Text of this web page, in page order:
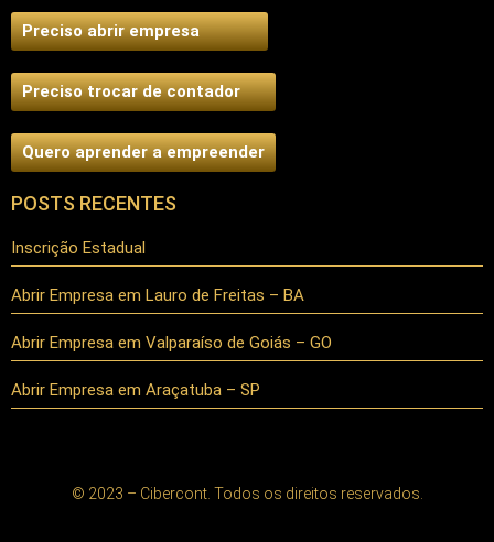
Preciso abrir empresa
Preciso trocar de contador
Quero aprender a empreender
POSTS RECENTES
Inscrição Estadual
Abrir Empresa em Lauro de Freitas – BA
Abrir Empresa em Valparaíso de Goiás – GO
Abrir Empresa em Araçatuba – SP
© 2023 – Cibercont. Todos os direitos reservados.